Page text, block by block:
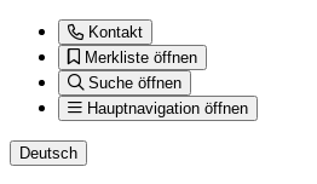
Kontakt
Merkliste öffnen
Suche öffnen
Hauptnavigation öffnen
Deutsch